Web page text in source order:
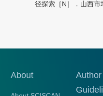
径探索［N］．山西市
About
Author